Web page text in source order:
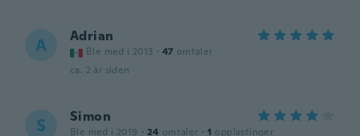
A Adrian
Ble med i 2013 · 47 omtaler
ca. 2 år siden
S Simon
Ble med i 2019 · 24 omtaler · 1 opplastinger